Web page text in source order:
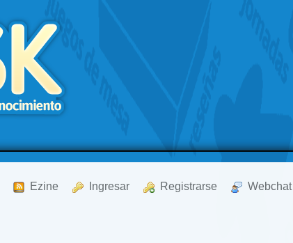
Ezine Ingresar Registrarse Webchat